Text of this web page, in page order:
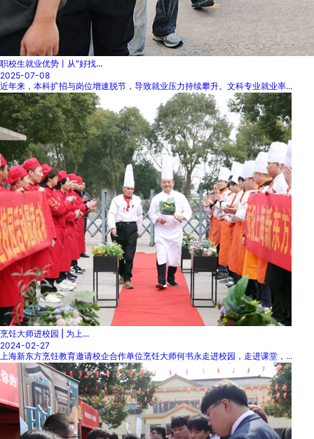
职校生就业优势丨从“好找...
2025-07-08
近年来，本科扩招与岗位增速脱节，导致就业压力持续攀升。文科专业就业率...
烹饪大师进校园 | 为上...
2024-02-27
上海新东方烹饪教育邀请校企合作单位烹饪大师何书永走进校园，走进课堂，...